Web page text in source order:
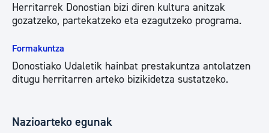
Herritarrek Donostian bizi diren kultura anitzak
gozatzeko, partekatzeko eta ezagutzeko programa.
Formakuntza
Donostiako Udaletik hainbat prestakuntza antolatzen
ditugu herritarren arteko bizikidetza sustatzeko.
Nazioarteko egunak